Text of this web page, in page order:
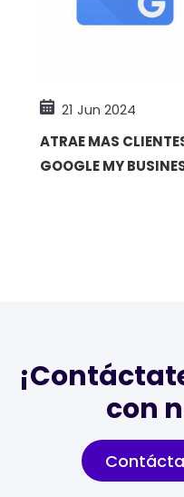
21 Jun 2024
ATRAE MAS
GOOGLE MY
con